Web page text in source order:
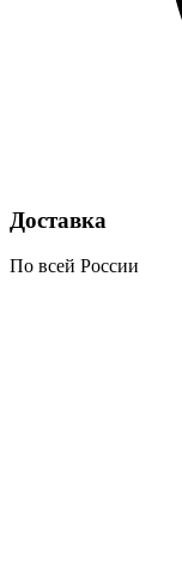
Доставка
По всей России